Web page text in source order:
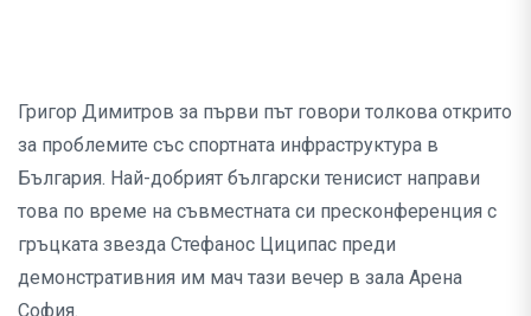
Григор Димитров за първи път говори толкова открито
за проблемите със спортната инфраструктура в
България. Най-добрият български тенисист направи
това по време на съвместната си пресконференция с
гръцката звезда Стефанос Циципас преди
демонстративния им мач тази вечер в зала Арена
София.